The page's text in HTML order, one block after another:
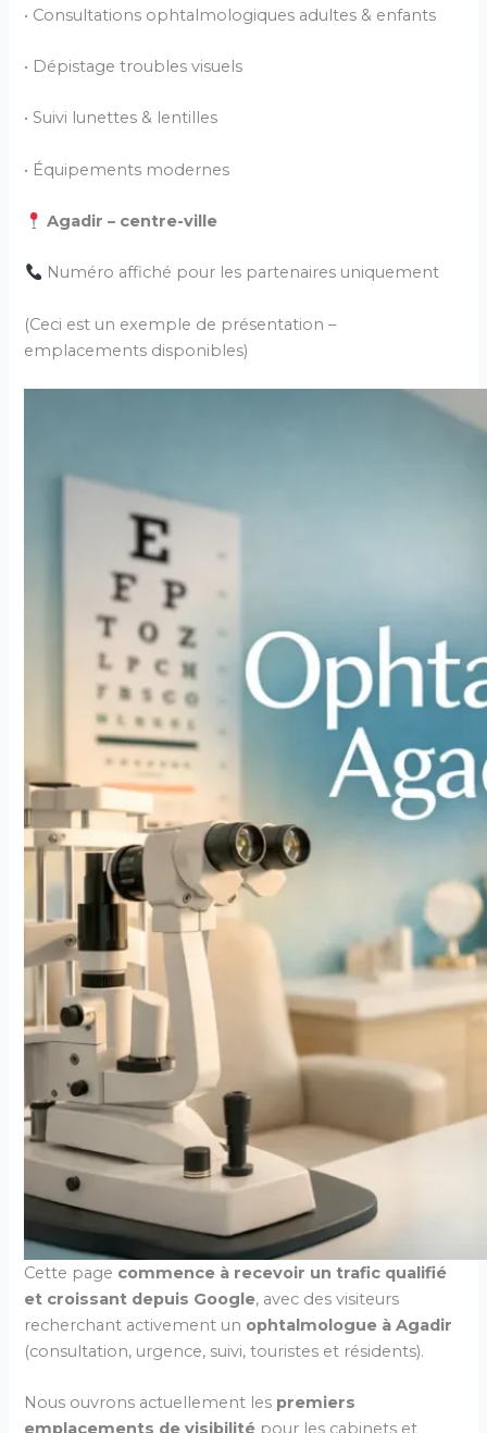
• Consultations ophtalmologiques adultes & enfants
• Dépistage troubles visuels
• Suivi lunettes & lentilles
• Équipements modernes
Agadir – centre-ville
Numéro affiché pour les partenaires uniquement
(Ceci est un exemple de présentation –
emplacements disponibles)
Cette page commence à recevoir un trafic qualifié
et croissant depuis Google, avec des visiteurs
recherchant activement un ophtalmologue à Agadir
(consultation, urgence, suivi, touristes et résidents).
Nous ouvrons actuellement les premiers